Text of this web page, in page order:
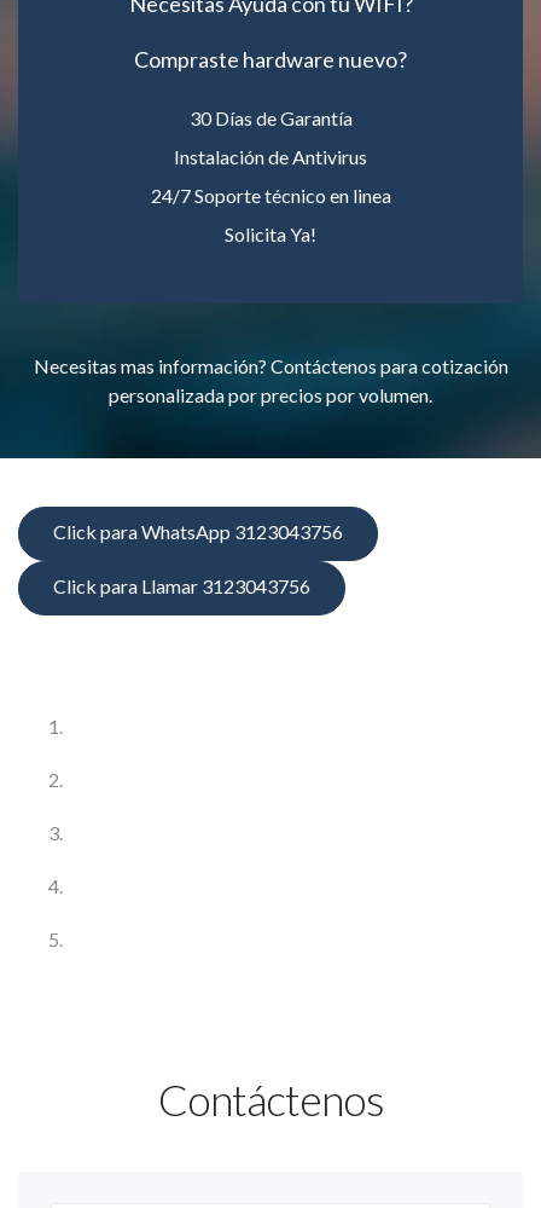
Compraste hardware nuevo?
30 Días de Garantía
Instalación de Antivirus
24/7 Soporte técnico en linea
Solicita Ya!
Necesitas mas información? Contáctenos para cotización
personalizada por precios por volumen.
Click para WhatsApp 3123043756
Click para Llamar 3123043756
Contáctenos